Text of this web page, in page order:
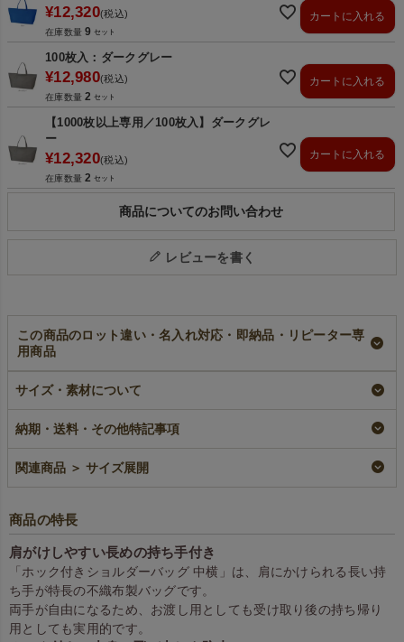
¥12,320 税込
在庫数量 9
カートに入れる
100枚入：ダークグレー
¥12,980 税込
在庫数量 2
カートに入れる
【1000枚以上専用／100枚入】ダークグレ
ー
¥12,320 税込
在庫数量 2
カートに入れる
商品についてのお問い合わせ
レビューを書く
この商品のロット違い・名入れ対応・即納品・リピーター専
用商品
【小ロット】ホック
付き不織布ショルダ
小ロット
¥2,178税込 〜
【名入れ大ロット】
（1000枚以上専用）
大ロット名入れ
ホック付き不織布シ
ョルダーバッグ 中
サイズ・素材について
納期・送料・その他特記事項
関連商品 ＞ サイズ展開
商品の特長
肩がけしやすい長めの持ち手付き
「ホック付きショルダーバッグ 中横」は、肩にかけられる長い持
ち手が特長の不織布製バッグです。
両手が自由になるため、お渡し用としても受け取り後の持ち帰り
用としても実用的です。